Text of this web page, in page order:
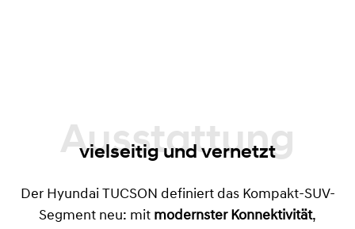
Ausstattung
vielseitig und vernetzt
Der Hyundai TUCSON definiert das Kompakt-SUV-
Segment neu: mit modernster Konnektivität,